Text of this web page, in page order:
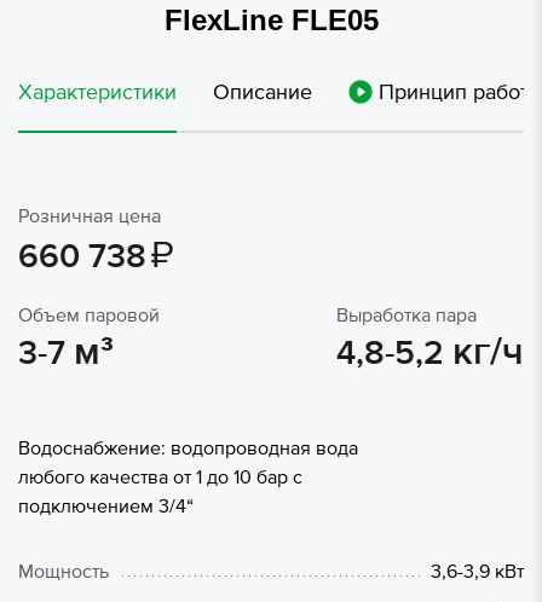
FlexLine FLE05
Характеристики Описание Принцип
Розничная цена
660 738₽
Объем паровой
3-7 м³
Выработка пара
4,8-5,2 кг/ч
Водоснабжение: водопроводная вода
любого качества от 1 до 10 бар с
подключением 3/4“
Мощность
3,6-3,9 кВт